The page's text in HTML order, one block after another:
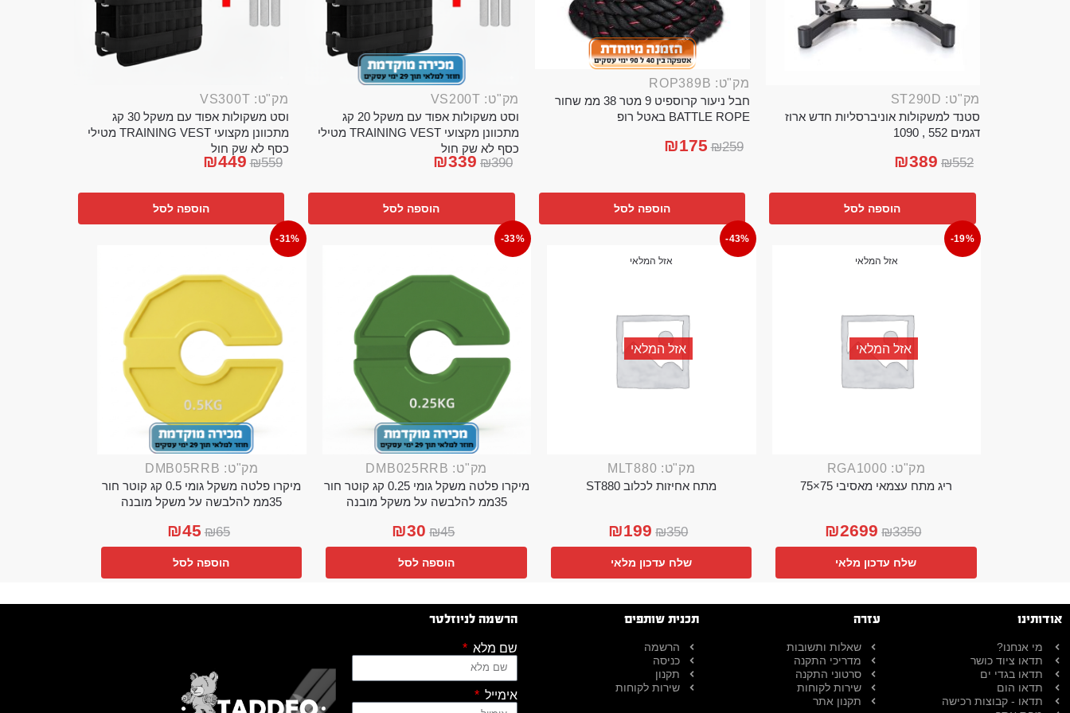
מק"ט: ST290D
סטנד למשקולות אוניברסליות חדש ארוז
דגמים 552 , 1090
₪552
₪389
הוספה לסל
מק"ט: ROP389B
חבל ניעור קרוספיט 9 מטר 38 ממ שחור
BATTLE ROPE באטל רופ
₪259
₪175
הוספה לסל
מק"ט: VS200T
וסט משקולות אפוד עם משקל 20 קג
מתכוונן מקצועי TRAINING VEST מטילי
כסף לא שק חול
₪390
₪339
הוספה לסל
מק"ט: VS300T
וסט משקולות אפוד עם משקל 30 קג
מתכוונן מקצועי TRAINING VEST מטילי
כסף לא שק חול
₪559
₪449
הוספה לסל
-19%
אזל המלאי
אזל המלאי
מק"ט: RGA1000
ריג מתח עצמאי מאסיבי 75×75
₪3350
₪2699
שלח עדכון מלאי
-43%
אזל המלאי
אזל המלאי
מק"ט: MLT880
מתח אחיזות לכלוב ST880
₪350
₪199
שלח עדכון מלאי
-33%
מק"ט: DMB025RRB
מיקרו פלטה משקל גומי 0.25 קג קוטר חור
35ממ להלבשה על משקל מובנה
₪45
₪30
הוספה לסל
-31%
מק"ט: DMB05RRB
מיקרו פלטה משקל גומי 0.5 קג קוטר חור
35ממ להלבשה על משקל מובנה
₪65
₪45
הוספה לסל
אודותינו
מי אנחנו?
תדאו ציוד כושר
תדאו בגדי ים
תדאו הום
תדאו - קבוצות רכישה
עזרה
שאלות ותשובות
מדריכי התקנה
סרטוני התקנה
שירות לקוחות
תקנון אתר
תכנית שותפים
הרשמה
כניסה
תקנון
שירות לקוחות
הרשמה לניוזלטר
שם מלא
אימייל